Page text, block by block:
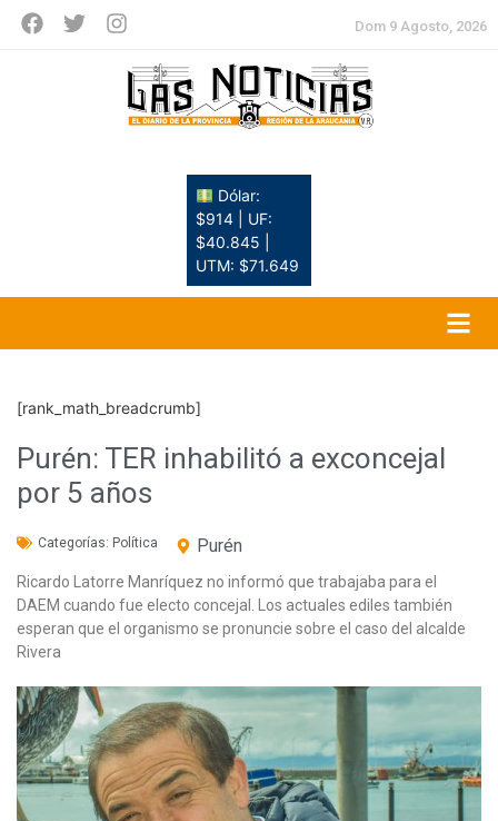
Dom 9 Agosto, 2026
Dólar:
$914 | UF:
$40.845 |
UTM: $71.649
[rank_math_breadcrumb]
Purén: TER inhabilitó a exconcejal
por 5 años
Categorías: Política Purén
Ricardo Latorre Manríquez no informó que trabajaba para el
DAEM cuando fue electo concejal. Los actuales ediles también
esperan que el organismo se pronuncie sobre el caso del alcalde
Rivera